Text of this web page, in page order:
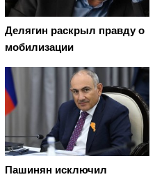
Делягин раскрыл правду о
мобилизации
Пашинян исключил